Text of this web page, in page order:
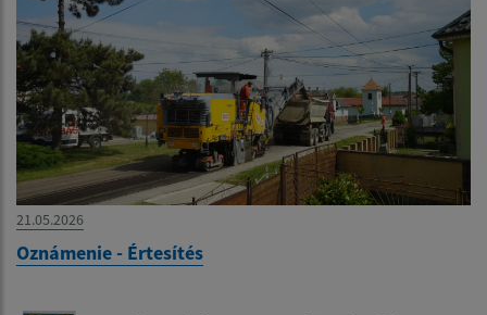
21.05.2026
Oznámenie - Értesítés